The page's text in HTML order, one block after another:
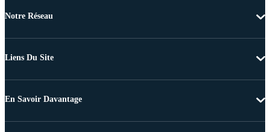
Notre Réseau
Liens Du Site
En Savoir Davantage